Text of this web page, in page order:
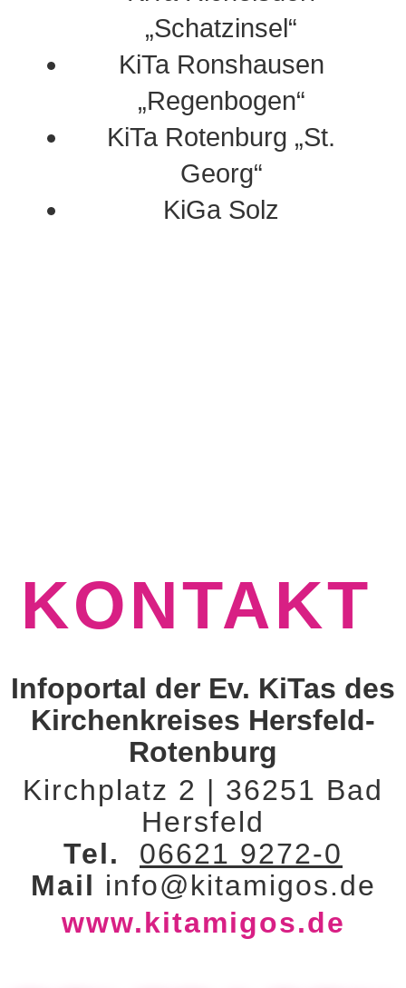
„Schatzinsel“
KiTa Ronshausen
„Regenbogen“
KiTa Rotenburg „St.
Georg“
KiGa Solz
KONTAKT
Infoportal der Ev. KiTas des
Kirchenkreises Hersfeld-
Rotenburg
Kirchplatz 2 | 36251 Bad
Hersfeld
Tel. 06621 9272-0
Mail info@kitamigos.de
www.kitamigos.de